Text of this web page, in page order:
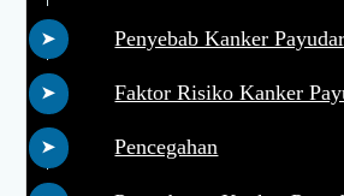
Penyebab Kanker
Faktor Risiko Kanker
Pencegahan